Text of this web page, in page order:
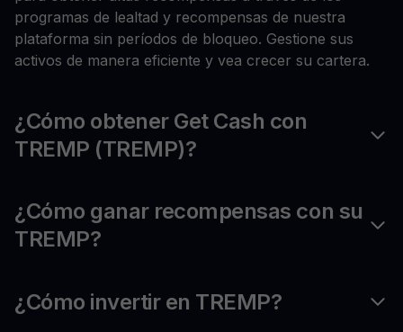
programas de lealtad y recompensas de nuestra
plataforma sin períodos de bloqueo. Gestione sus
activos de manera eficiente y vea crecer su cartera.
¿Cómo obtener Get Cash con
TREMP (TREMP)?
¿Cómo ganar recompensas con su
TREMP?
¿Cómo invertir en TREMP?